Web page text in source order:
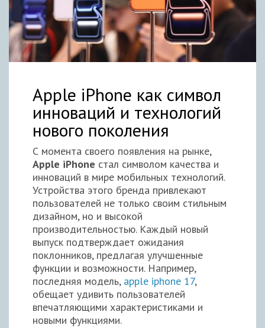
Apple iPhone как символ
инноваций и технологий
нового поколения
С момента своего появления на рынке,
Apple iPhone стал символом качества и
инноваций в мире мобильных технологий.
Устройства этого бренда привлекают
пользователей не только своим стильным
дизайном, но и высокой
производительностью. Каждый новый
выпуск подтверждает ожидания
поклонников, предлагая улучшенные
функции и возможности. Например,
последняя модель, apple iphone 17,
обещает удивить пользователей
впечатляющими характеристиками и
новыми функциями.